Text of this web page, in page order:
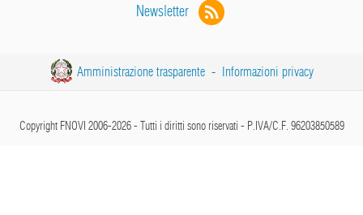
Newsletter
Amministrazione trasparente - Informazioni privacy
Copyright FNOVI 2006-2026 - Tutti i diritti sono riservati - P.IVA/C.F. 96203850589